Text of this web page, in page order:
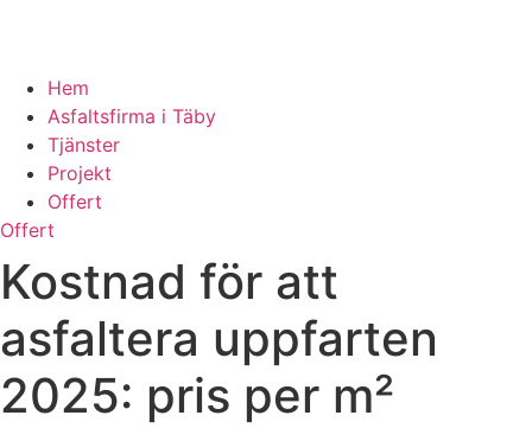
Hem
Asfaltsfirma i Täby
Tjänster
Projekt
Offert
Offert
Kostnad för att
asfaltera uppfarten
2025: pris per m²